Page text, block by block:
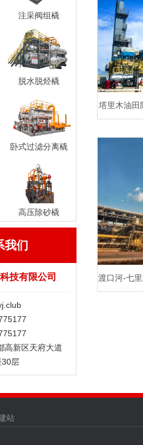
注采阀组橇
脱水脱烃橇
卧式过滤分离橇
高压除砂橇
我们
技有限公司
新区天府大道
30层
塔里木油田
渡口河-七
站